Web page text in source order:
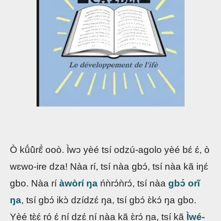
Ò kṹũ̀rɛ̃̀ ooò. Ìwɔ yèé tsí odzú-agolo yèé bɛ́ ɛ́, ò
wɛwo-ire dza! Nàa rí, tsí nàa gbɔ́, tsí nàa kã iŋɛ́
gbo. Nàa rí àwòrí ŋa ńǹrɔ́ǹrɔ́, tsí nàa gbɔ́ orĩ
ŋa, tsí gbɔ́ ikɔ̀ dzídzɛ́ ŋa, tsí gbɔ́ ɛ̀kɔ́ ŋa gbo.
Yèé tɛ̀ɛ́ ró ɛ́ ní dzɛ́ ní nàa kã ɛ̀rɔ́ ŋa, tsí kã Ìwé-